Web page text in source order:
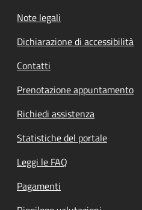
Note legali
Dichiarazione di accessibilità
Contatti
Prenotazione appuntamento
Richiedi assistenza
Statistiche del portale
Leggi le FAQ
Pagamenti